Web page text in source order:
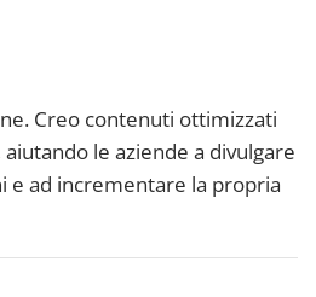
Creo contenuti ottimizzati
aiutando le aziende a divulgare
e ad incrementare la propria